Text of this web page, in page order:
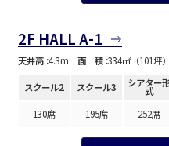
2F HALL A-1
天井高 :4.3m 面 積 :334㎡（101坪）
スクール2
130席
スクール3
195席
シアター
式
252席
人数／レイアウト
スクール
2名掛け